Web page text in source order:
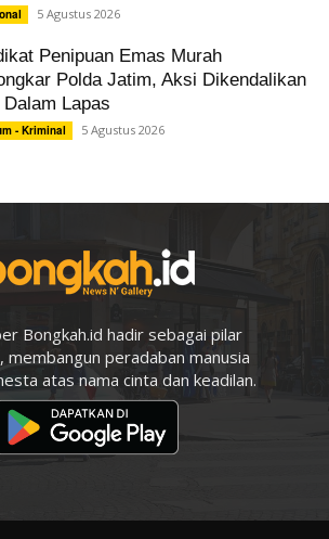
5 Agustus 2026
Penipuan Emas Murah
Polda Jatim, Aksi Dikendalikan
Lapas
- Kriminal 5 Agustus 2026
Bongkah.id hadir sebagai pilar
membangun peradaban manusia
atas nama cinta dan keadilan.